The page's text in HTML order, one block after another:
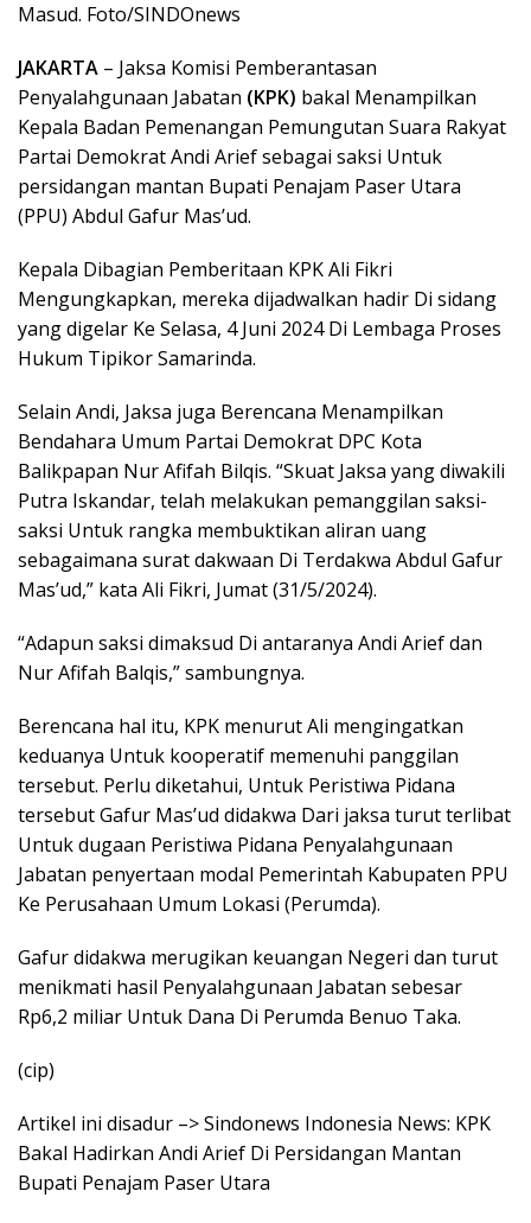
Masud. Foto/SINDOnews
JAKARTA – Jaksa Komisi Pemberantasan
Penyalahgunaan Jabatan (KPK) bakal Menampilkan
Kepala Badan Pemenangan Pemungutan Suara Rakyat
Partai Demokrat Andi Arief sebagai saksi Untuk
persidangan mantan Bupati Penajam Paser Utara
(PPU) Abdul Gafur Mas’ud.
Kepala Dibagian Pemberitaan KPK Ali Fikri
Mengungkapkan, mereka dijadwalkan hadir Di sidang
yang digelar Ke Selasa, 4 Juni 2024 Di Lembaga Proses
Hukum Tipikor Samarinda.
Selain Andi, Jaksa juga Berencana Menampilkan
Bendahara Umum Partai Demokrat DPC Kota
Balikpapan Nur Afifah Bilqis. “Skuat Jaksa yang diwakili
Putra Iskandar, telah melakukan pemanggilan saksi-
saksi Untuk rangka membuktikan aliran uang
sebagaimana surat dakwaan Di Terdakwa Abdul Gafur
Mas’ud,” kata Ali Fikri, Jumat (31/5/2024).
“Adapun saksi dimaksud Di antaranya Andi Arief dan
Nur Afifah Balqis,” sambungnya.
Berencana hal itu, KPK menurut Ali mengingatkan
keduanya Untuk kooperatif memenuhi panggilan
tersebut. Perlu diketahui, Untuk Peristiwa Pidana
tersebut Gafur Mas’ud didakwa Dari jaksa turut terlibat
Untuk dugaan Peristiwa Pidana Penyalahgunaan
Jabatan penyertaan modal Pemerintah Kabupaten PPU
Ke Perusahaan Umum Lokasi (Perumda).
Gafur didakwa merugikan keuangan Negeri dan turut
menikmati hasil Penyalahgunaan Jabatan sebesar
Rp6,2 miliar Untuk Dana Di Perumda Benuo Taka.
(cip)
Artikel ini disadur –> Sindonews Indonesia News: KPK
Bakal Hadirkan Andi Arief Di Persidangan Mantan
Bupati Penajam Paser Utara